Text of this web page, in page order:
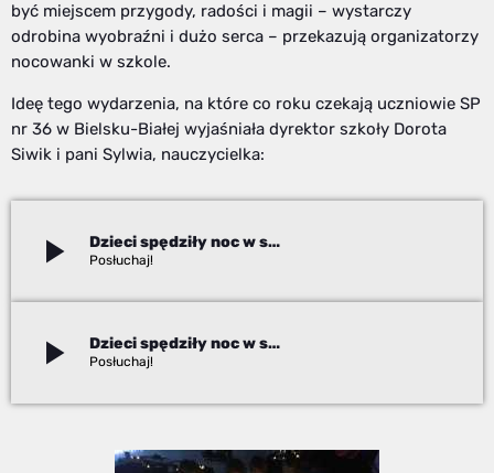
być miejscem przygody, radości i magii – wystarczy
odrobina wyobraźni i dużo serca – przekazują organizatorzy
nocowanki w szkole.
Ideę tego wydarzenia, na które co roku czekają uczniowie SP
nr 36 w Bielsku-Białej wyjaśniała dyrektor szkoły Dorota
Siwik i pani Sylwia, nauczycielka:
play_arrow Dzieci spędziły noc w szkole
play_arrow Dzieci spędziły noc w szkole